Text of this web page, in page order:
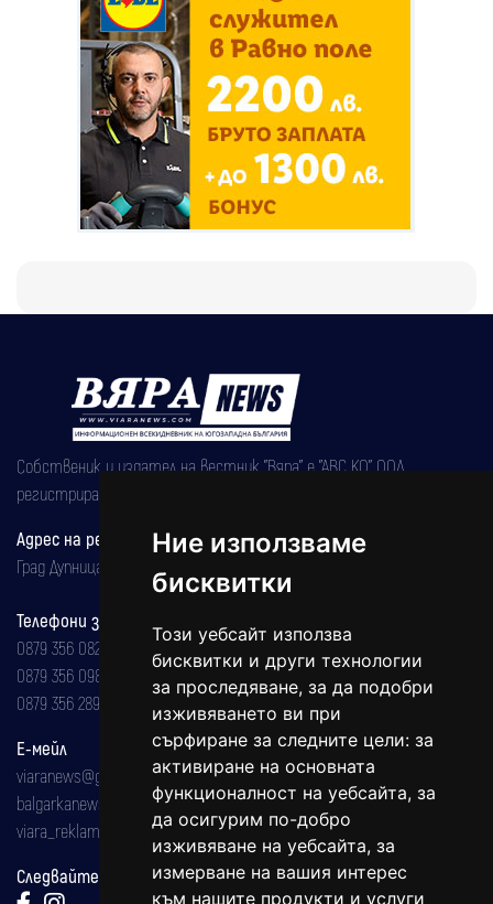
Ние използваме
бисквитки
Този уебсайт използва
бисквитки и други технологии
за проследяване, за да подобри
изживяването ви при
сърфиране за следните цели: за
активиране на основната
функционалност на уебсайта, за
да осигурим по-добро
изживяване на уебсайта, за
измерване на вашия интерес
към нашите продукти и услуги
Собственик и издател на вестник "Вяра" е "АВС КО" ООД,
регистрирана на 08.05.2002 година.
Адрес на редакцията
Град Дупница, ул.''Христо Ботев" 43
Телефони за реклама и абонаменти
0879 356 082
0879 356 098
0879 356 289
Е-мейл
viaranews@gmail.com
balgarkanews@gmail.com
viara_reklama@mail.bg
Следвайте ни: